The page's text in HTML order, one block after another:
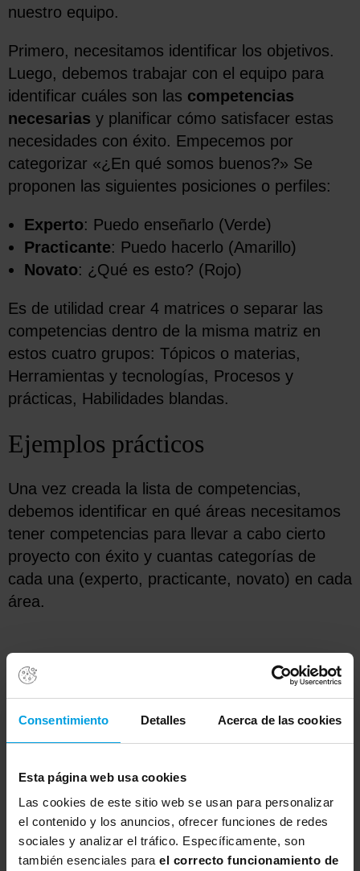
Consentimiento Detalles Acerca de las cookies
Esta página web usa cookies
Las cookies de este sitio web se usan para personalizar
el contenido y los anuncios, ofrecer funciones de redes
sociales y analizar el tráfico. Específicamente, son
también esenciales para el correcto funcionamiento de
nuestro equipo.
Primero, necesitamos identificar los objetivos.
Luego, debemos trabajar con el equipo para
identificar cuáles son las competencias
necesarias y planificar cómo satisfacer estas
necesidades con éxito. Empecemos por
categorizar «¿En qué somos buenos?» Se
proponen las siguientes posiciones o perfiles:
Experto: Puedo enseñarlo (Verde)
Practicante: Puedo hacerlo (Amarillo)
Novato: ¿Qué es esto? (Rojo)
Es de utilidad crear 4 matrices o separar las
competencias dentro de la misma matriz en
estos cuatro grupos: Tópicos o materias,
Herramientas y tecnologías, Procesos y
prácticas, Habilidades blandas.
Ejemplos prácticos
Una vez creada la lista de competencias,
debemos identificar en qué áreas necesitamos
tener competencias para llevar a cabo cierto
proyecto con éxito y cuantas categorías de
cada una (experto, practicante, novato) en cada
área.
Finalmente, completamos laMatriz de